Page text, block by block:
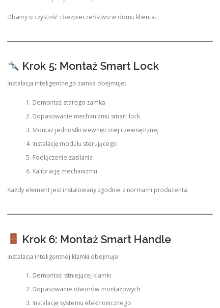
Dbamy o czystość i bezpieczeństwo w domu klienta.
Krok 5: Montaż Smart Lock
Instalacja inteligentnego zamka obejmuje:
Demontaż starego zamka
Dopasowanie mechanizmu smart lock
Montaż jednostki wewnętrznej i zewnętrznej
Instalację modułu sterującego
Podłączenie zasilania
Kalibrację mechanizmu
Każdy element jest instalowany zgodnie z normami producenta.
Krok 6: Montaż Smart Handle
Instalacja inteligentnej klamki obejmuje:
Demontaż istniejącej klamki
Dopasowanie otworów montażowych
Instalację systemu elektronicznego